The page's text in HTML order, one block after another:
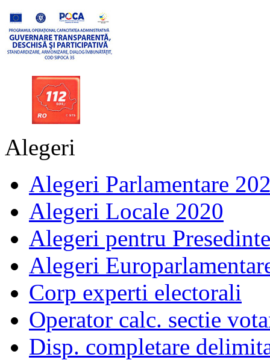
Alegeri
Alegeri Parlamentare
Alegeri Locale 2020
Alegeri pentru
Alegeri
Corp experti electorali
Operator calc. sectie
Disp. completare